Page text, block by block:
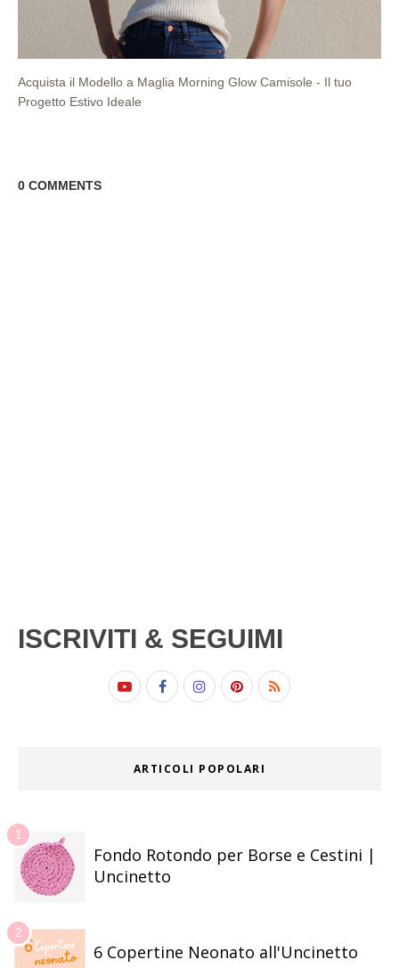
Acquista il Modello a Maglia Morning Glow Camisole - Il tuo
Progetto Estivo Ideale
0 COMMENTS
ISCRIVITI & SEGUIMI
ARTICOLI POPOLARI
Fondo Rotondo per Borse e Cestini |
Uncinetto
6 Copertine Neonato all'Uncinetto